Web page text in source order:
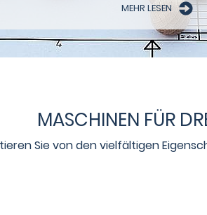
MEHR LESEN
MASCHINEN FÜR
Sie von den vielfältigen